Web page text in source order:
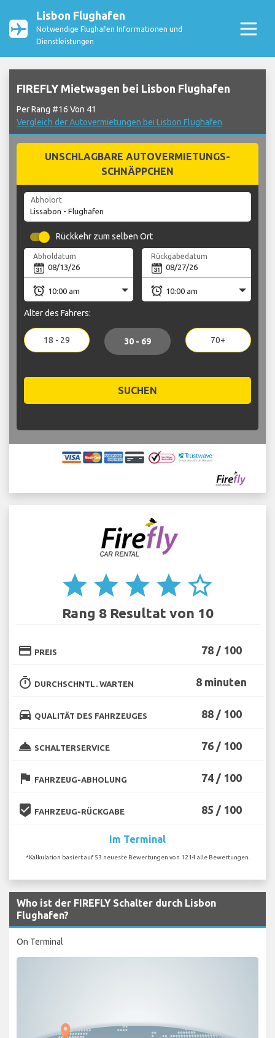
Lisbon Flughafen
Notwendige Flughafen Informationen und
Dienstleistungen
FIREFLY Mietwagen bei Lisbon Flughafen
Per Rang #16 Von 41
Vergleich der Autovermietungen bei Lisbon Flughafen
UNSCHLAGBARE AUTOVERMIETUNGS-
SCHNÄPPCHEN
Abholort
Rückkehr zum selben Ort
Abholdatum Rückgabedatum
Alter des Fahrers:
18 - 29 30 - 69 70+
SUCHEN
star star star star star_border
Rang 8 Resultat von 10
credit_card PREIS 78 / 100
timer DURCHSCHNTL. WARTEN 8 minuten
directions_car QUALITÄT DES FAHRZEUGES 88 / 100
room_service SCHALTERSERVICE 76 / 100
flag FAHRZEUG-ABHOLUNG 74 / 100
beenhere FAHRZEUG-RÜCKGABE 85 / 100
Im Terminal
*Kalkulation basiert auf 53 neueste Bewertungen von 1214 alle Bewertungen.
Who ist der FIREFLY Schalter durch Lisbon
Flughafen?
On Terminal